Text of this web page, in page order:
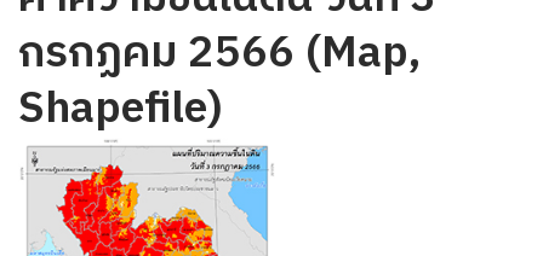
กรกฏคม 2566 (Map,
Shapefile)